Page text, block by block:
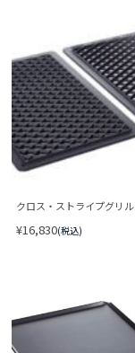
クロス・ストライプグリル
¥16,830(税込)